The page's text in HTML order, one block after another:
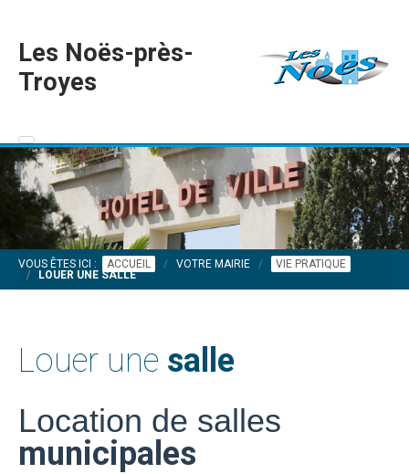
Les Noës-près-
Troyes
VOUS ÊTES ICI : ACCUEIL VOTRE MAIRIE
VIE PRATIQUE
LOUER UNE SALLE
Louer une salle
Location de salles
municipales